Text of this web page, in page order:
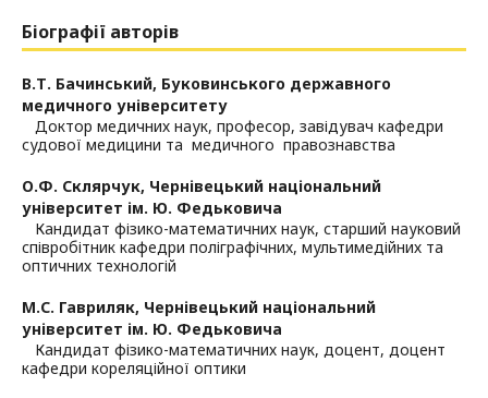
Біографії авторів
В.Т. Бачинський, Буковинського державного
медичного університету
Доктор медичних наук, професор, завідувач кафедри
судової медицини та медичного правознавства
О.Ф. Склярчук, Чернівецький національний
університет ім. Ю. Федьковича
Кандидат фізико-математичних наук, старший науковий
співробітник кафедри поліграфічних, мультимедійних та
оптичних технологій
М.С. Гавриляк, Чернівецький національний
університет ім. Ю. Федьковича
Кандидат фізико-математичних наук, доцент, доцент
кафедри кореляційної оптики